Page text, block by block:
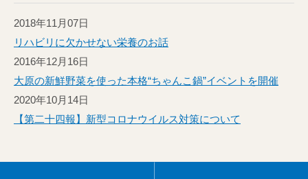
2018年11月07日
リハビリに欠かせない栄養のお話
2016年12月16日
大原の新鮮野菜を使った本格“ちゃんこ鍋”イベントを開催
2020年10月14日
【第二十四報】新型コロナウイルス対策について